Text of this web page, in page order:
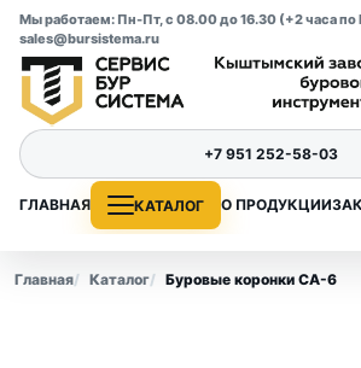
Мы работаем: Пн-Пт, с 08.00 до 16.30 (+2 часа
sales@bursistema.ru
ГЛАВНАЯ КАТАЛОГ О ПРОДУКЦИИ
+7 951 252-58-03
Главная Каталог Буровые коронки СА-6